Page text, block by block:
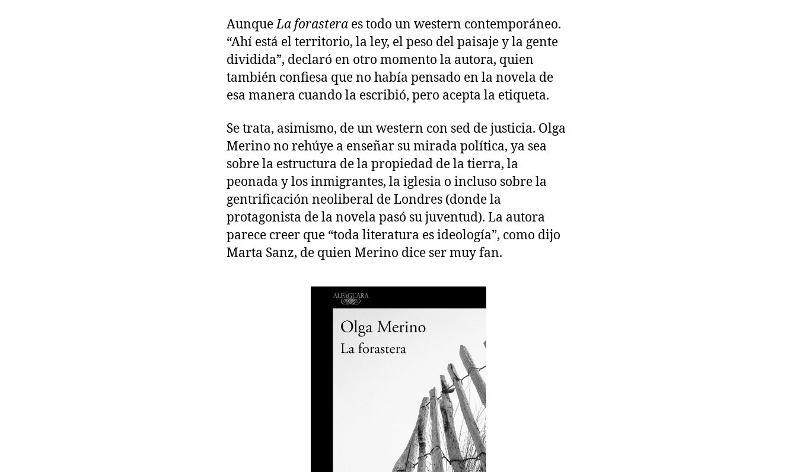
AunqueLa forastera es todo un western contemporáneo.
“Ahí está el territorio, la ley, el peso del paisaje y la gente
dividida”, declaró en otro momento la autora, quien
también confiesa que no había pensado en la novela de
esa manera cuando la escribió, pero acepta la etiqueta.
Se trata, asimismo, de un western con sed de justicia. Olga
Merino no rehúye a enseñar su mirada política, ya sea
sobre la estructura de la propiedad de la tierra, la
peonada y los inmigrantes, la iglesia o incluso sobre la
gentrificación neoliberal de Londres (donde la
protagonista de la novela pasó su juventud). La autora
parece creer que “toda literatura es ideología”, como dijo
Marta Sanz, de quien Merino dice ser muy fan.